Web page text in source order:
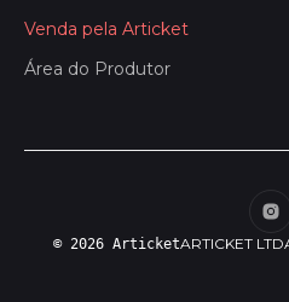
Venda pela Articket
Área do Produtor
© 2026 ArticketARTICKET